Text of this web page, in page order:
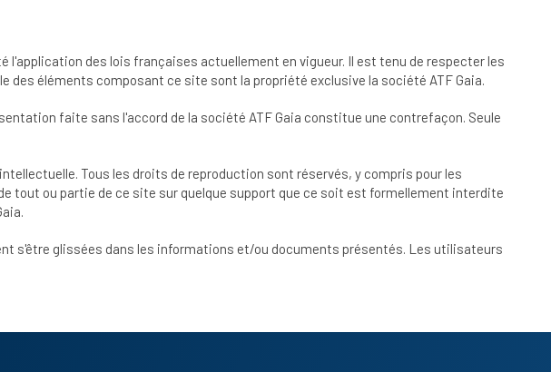
l'application des lois françaises actuellement en vigueur. Il est tenu de respecter les
éléments composant ce site sont la propriété exclusive la société ATF Gaia.
faite sans l'accord de la société ATF Gaia constitue une contrefaçon. Seule
Tous les droits de reproduction sont réservés, y compris pour les
tout ou partie de ce site sur quelque support que ce soit est formellement interdite
s'être glissées dans les informations et/ou documents présentés. Les utilisateurs